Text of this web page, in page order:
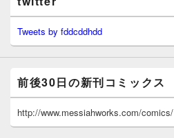
Tweets by fddcddhdd
前後30日の新刊コミックス
http://www.messiahworks.com/comics/